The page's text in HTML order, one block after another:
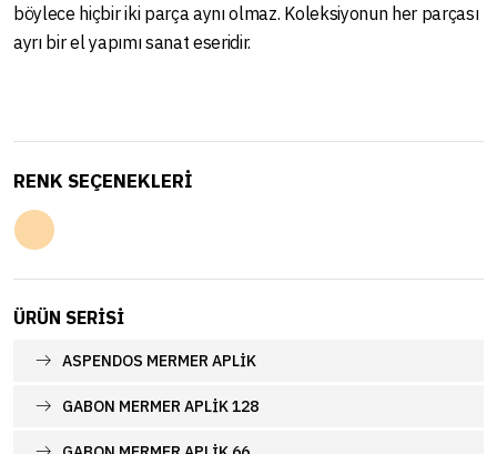
böylece hiçbir iki parça aynı olmaz. Koleksiyonun her parçası
ayrı bir el yapımı sanat eseridir.
RENK SEÇENEKLERİ
ÜRÜN SERISI
ASPENDOS MERMER APLİK
GABON MERMER APLİK 128